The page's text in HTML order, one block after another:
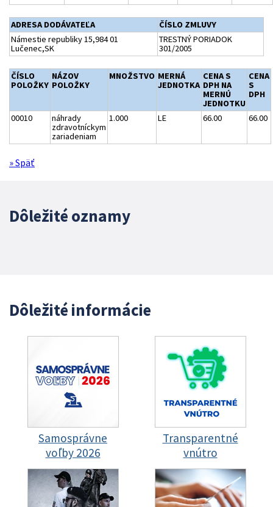
ADRESA DODÁVATEĽA
ČÍSLO ZMLUVY
Námestie republiky 15,984 01
Lučenec,SK
TRESTNÝ PORIADOK
301/2005
ČÍSLO
POLOŽKY
NÁZOV
POLOŽKY
MNOŽSTVO MERNÁ
JEDNOTKA
CENA S
DPH NA
MERNÚ
JEDNOTKU
CENA
S
DPH
00010
náhrady
zdravotníckym
zariadeniam
1.000 LE 66.00 66.00
» Späť
Dôležité oznamy
Dôležité informácie
Samosprávne
voľby 2026
Transparentné
vnútro